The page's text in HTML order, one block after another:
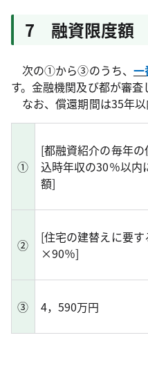
7 融資限度額
次の①から③のうち、 一
す。金融機関及び都が審査
なお、償還期間は35年以
①
[都融資紹介の毎年の
込時年収の30％以内
額]
②
[住宅の建替えに要
×90％]
③ 4，590万円